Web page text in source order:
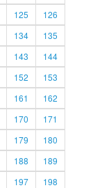
125
126
134
135
143
144
152
153
161
162
170
171
179
180
188
189
197
198